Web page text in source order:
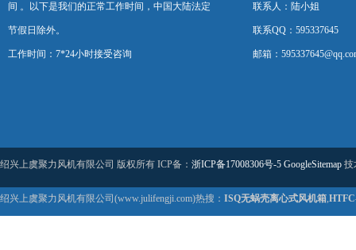
间 。以下是我们的正常工作时间，中国大陆法定
节假日除外。
工作时间：7*24小时接受咨询
联系人：陆小姐
联系QQ：595337645
邮箱：
绍兴上虞聚力风机有限公司 版权所有 ICP备： 浙ICP备17008306号-5 GoogleSitemap 技
绍兴上虞聚力风机有限公司(www.julifengji.com)热搜： ISQ无蜗壳离心式风机箱,